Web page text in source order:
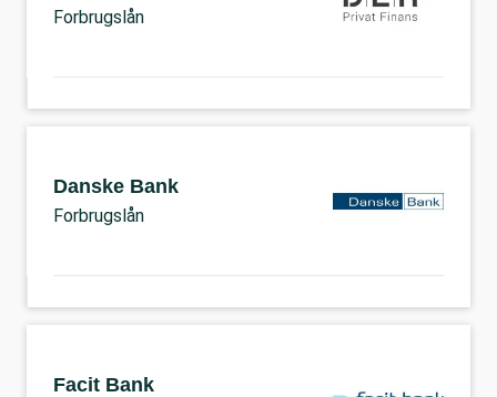
Forbrugslån
Danske Bank
Forbrugslån
Facit Bank